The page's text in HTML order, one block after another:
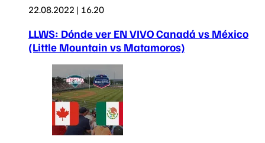
22.08.2022 | 16.20
LLWS: Dónde ver EN VIVO Canadá vs México
(Little Mountain vs Matamoros)